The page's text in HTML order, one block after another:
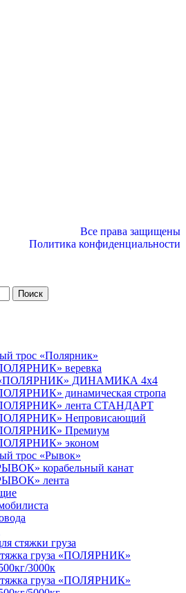
Все права защищены
Политика конфиденциальности
Поиск
трос «Полярник»
веревка
ДИНАМИКА 4х4
динамическая стропа
лента СТАНДАРТ
Непровисающий
Премиум
эконом
трос «Рывок»
корабельный канат
лента
стяжки груза
груза «ПОЛЯРНИК»
3000к
груза «ПОЛЯРНИК»